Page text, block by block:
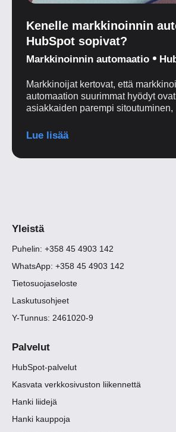
Kenelle markkinoinnin
HubSpot sopivat?
Markkinoinnin automaatio
Markkinoijat kertovat, että
automaation suurimmat hyödyt
asiakkaiden parempi sitoutuminen,
Lue lisää
Yleistä
Puhelin: +358 45 4903 142
WhatsApp: +358 45 4903 142
Tietosuojaseloste
Laskutusohjeet
Y-Tunnus: 2461020-9
Palvelut
HubSpot-palvelut
Kasvata verkkosivuston liikennettä
Hanki liidejä
Hanki kauppoja